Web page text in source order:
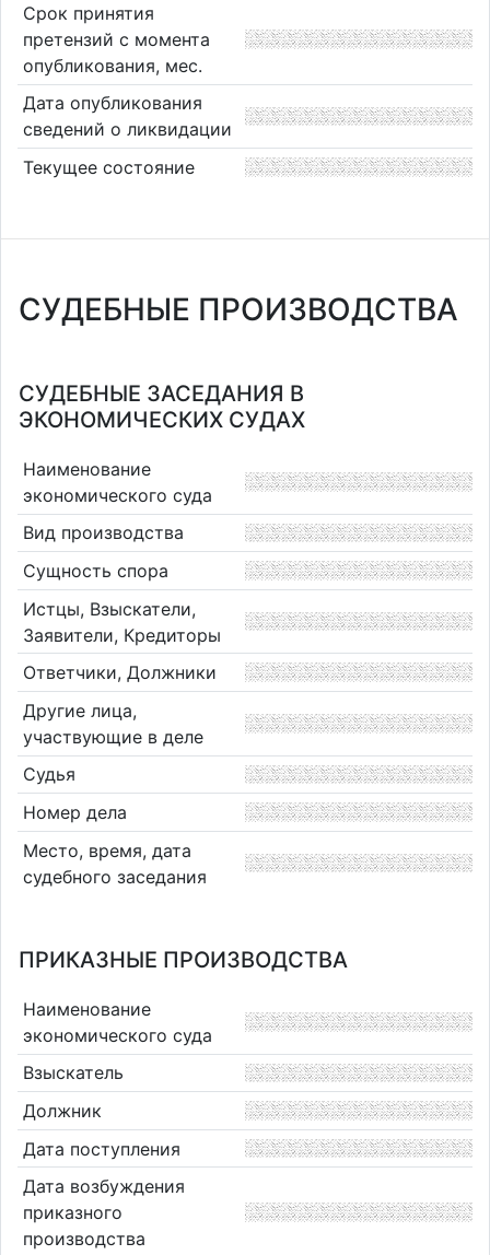
Срок принятия
претензий с момента
опубликования, мес.
Дата опубликования
сведений о ликвидации
Текущее состояние
СУДЕБНЫЕ ПРОИЗВОДСТВА
СУДЕБНЫЕ ЗАСЕДАНИЯ В
ЭКОНОМИЧЕСКИХ СУДАХ
Наименование
экономического суда
Вид производства
Сущность спора
Истцы, Взыскатели,
Заявители, Кредиторы
Ответчики, Должники
Другие лица,
участвующие в деле
Судья
Номер дела
Место, время, дата
судебного заседания
ПРИКАЗНЫЕ ПРОИЗВОДСТВА
Наименование
экономического суда
Взыскатель
Должник
Дата поступления
Дата возбуждения
приказного
производства